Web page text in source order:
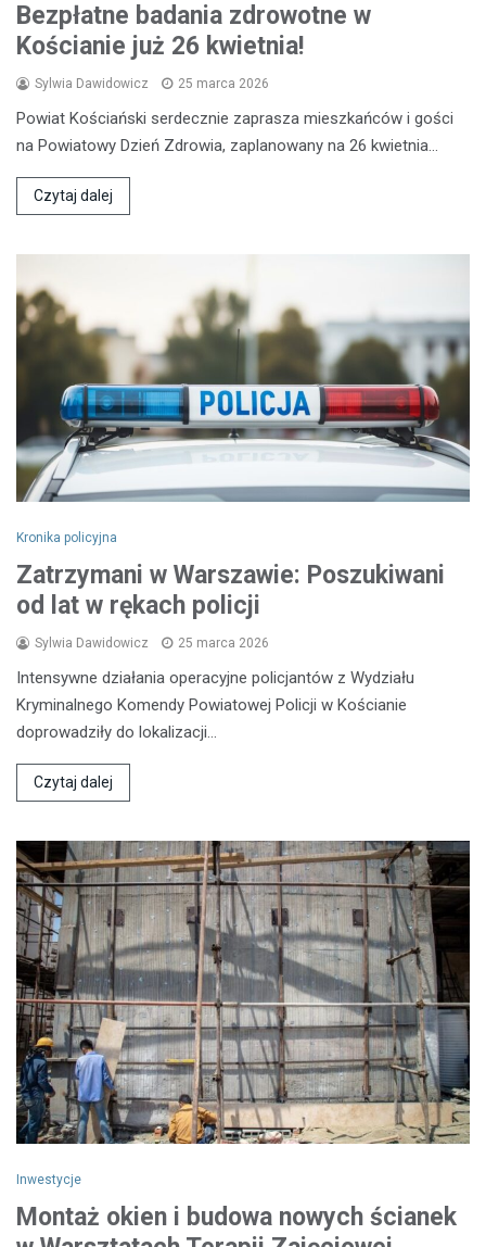
Bezpłatne badania zdrowotne w
Kościanie już 26 kwietnia!
Sylwia Dawidowicz 25 marca 2026
Powiat Kościański serdecznie zaprasza mieszkańców i gości
na Powiatowy Dzień Zdrowia, zaplanowany na 26 kwietnia…
Czytaj dalej
Kronika policyjna
Zatrzymani w Warszawie: Poszukiwani
od lat w rękach policji
Sylwia Dawidowicz 25 marca 2026
Intensywne działania operacyjne policjantów z Wydziału
Kryminalnego Komendy Powiatowej Policji w Kościanie
doprowadziły do lokalizacji…
Czytaj dalej
Inwestycje
Montaż okien i budowa nowych ścianek